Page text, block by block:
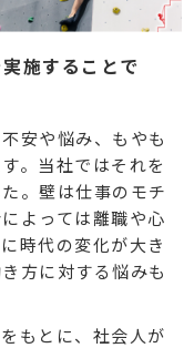
施することで
安や悩み、もやも
。当社ではそれを
。壁は仕事のモチ
よっては離職や心
時代の変化が大き
方に対する悩みも
もとに、社会人が